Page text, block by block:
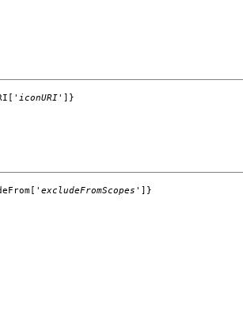
iconURI']}
excludeFromScopes ']}